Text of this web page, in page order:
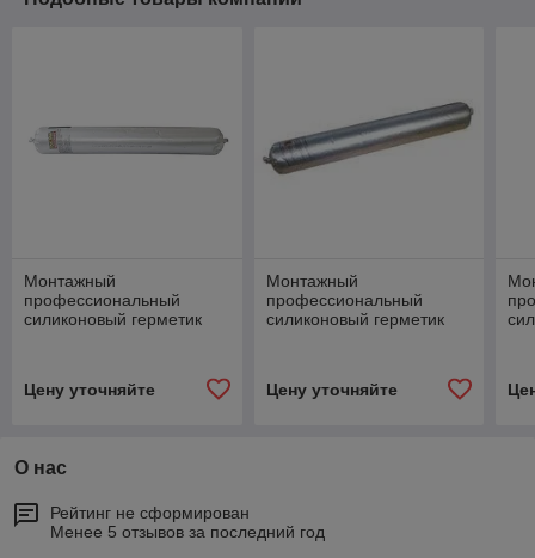
Монтажный
профессиональный
силиконовый герметик
Цену уточняйте
Монтажный
профессиональный
силиконовый герметик
Цену уточняйте
О нас
Рейтинг не сформирован
Менее 5 отзывов за последний год